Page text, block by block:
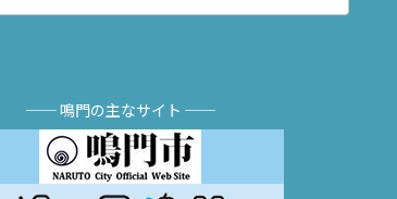
── 鳴門の主なサイト ──